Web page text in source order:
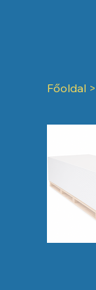
Főoldal >